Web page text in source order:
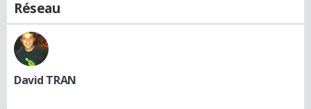
Réseau
David TRAN